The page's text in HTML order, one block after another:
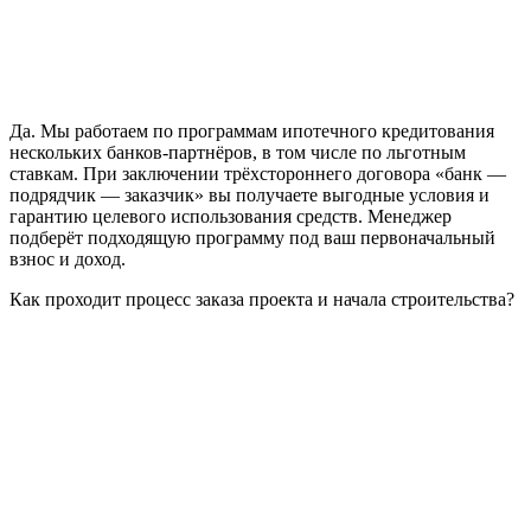
Да. Мы работаем по программам ипотечного кредитования
нескольких банков-партнёров, в том числе по льготным
ставкам. При заключении трёхстороннего договора «банк —
подрядчик — заказчик» вы получаете выгодные условия и
гарантию целевого использования средств. Менеджер
подберёт подходящую программу под ваш первоначальный
взнос и доход.
Как проходит процесс заказа проекта и начала строительства?